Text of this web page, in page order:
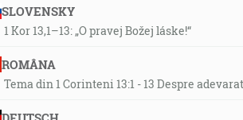
SLOVENSKY
1 Kor 13,1–13: „O pravej Božej láske!“
ROMÂNA
Tema din 1 Corinteni 13:1 - 13 Despre